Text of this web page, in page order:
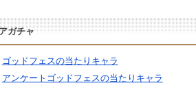
ガチャ
ゴッドフェスの当たりキャラ
アンケートゴッドフェスの当たりキャラ